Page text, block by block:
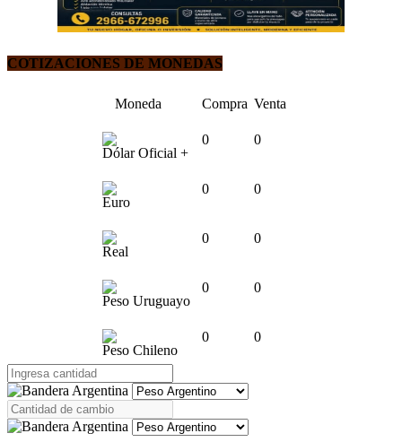
COTIZACIONES DE MONEDAS
Moneda Compra Venta
Dólar Oficial +
0 0
Euro
0 0
Real
0 0
Peso Uruguayo
0 0
Peso Chileno
0 0